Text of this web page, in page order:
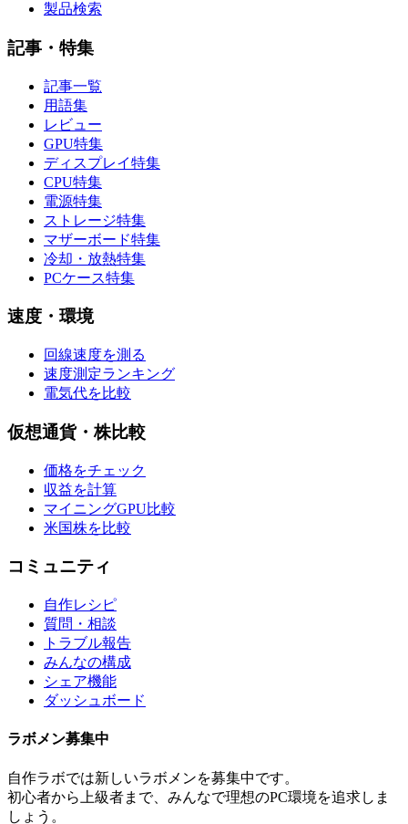
製品検索
記事・特集
記事一覧
用語集
レビュー
GPU特集
ディスプレイ特集
CPU特集
電源特集
ストレージ特集
マザーボード特集
冷却・放熱特集
PCケース特集
速度・環境
回線速度を測る
速度測定ランキング
電気代を比較
仮想通貨・株比較
価格をチェック
収益を計算
マイニングGPU比較
米国株を比較
コミュニティ
自作レシピ
質問・相談
トラブル報告
みんなの構成
シェア機能
ダッシュボード
ラボメン募集中
自作ラボでは新しいラボメンを募集中です。
初心者から上級者まで、みんなで理想のPC環境を追求しま
しょう。